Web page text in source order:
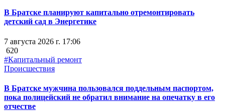
В Братске планируют капитально отремонтировать
детский сад в Энергетике
7 августа 2026 г. 17:06
620
#Капитальный ремонт
Происшествия
В Братске мужчина пользовался поддельным паспортом,
пока полицейский не обратил внимание на опечатку в его
отчестве